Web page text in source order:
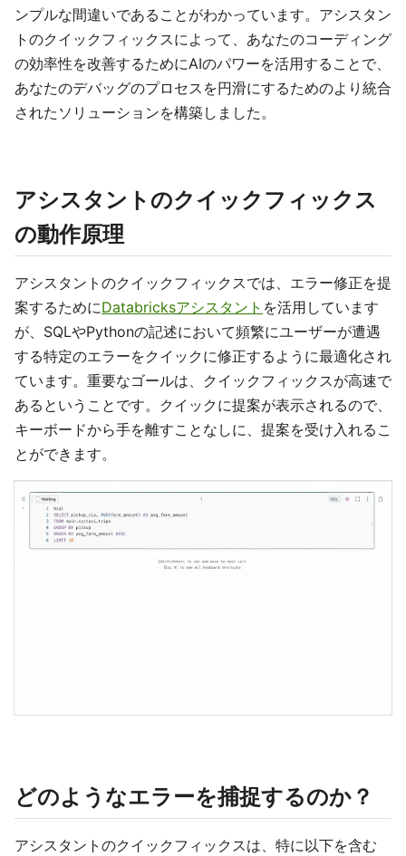
ンプルな間違いであることがわかっています。アシスタン
トのクイックフィックスによって、あなたのコーディング
の効率性を改善するためにAIのパワーを活用することで、
あなたのデバッグのプロセスを円滑にするためのより統合
されたソリューションを構築しました。
アシスタントのクイックフィックス
の動作原理
アシスタントのクイックフィックスでは、エラー修正を提
案するためにDatabricksアシスタント を活用しています
が、SQLやPythonの記述において頻繁にユーザーが遭遇
する特定のエラーをクイックに修正するように最適化され
ています。重要なゴールは、クイックフィックスが高速で
あるということです。クイックに提案が表示されるので、
キーボードから手を離すことなしに、提案を受け入れるこ
とができます。
どのようなエラーを捕捉するのか？
アシスタントのクイックフィックスは、特に以下を含む